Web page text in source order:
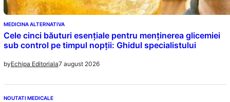
MEDICINA ALTERNATIVA
Cele cinci băuturi esențiale pentru menținerea glicemiei
sub control pe timpul nopții: Ghidul specialistului
byEchipa Editoriala7 august 2026
NOUTATI MEDICALE